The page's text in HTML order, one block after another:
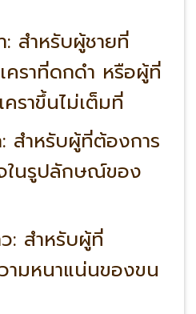
: สำหรับผู้ชายที่
คราที่ดกดำ หรือผู้ที่
ราขึ้นไม่เต็มที่
สำหรับผู้ที่ต้องการ
ในรูปลักษณ์ของ
: สำหรับผู้ที่
ามหนาแน่นของขน